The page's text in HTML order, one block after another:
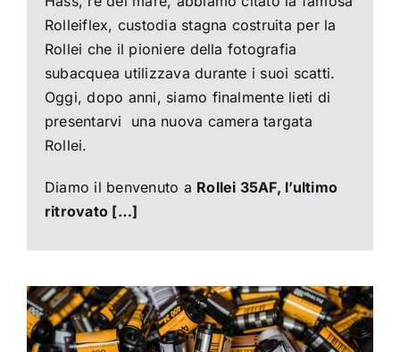
Rolleiflex, custodia stagna costruita per la
Rollei che il pioniere della fotografia
subacquea utilizzava durante i suoi scatti.
Oggi, dopo anni, siamo finalmente lieti di
presentarvi una nuova camera targata
Rollei.
Diamo il benvenuto a Rollei 35AF, l’ultimo
ritrovato […]